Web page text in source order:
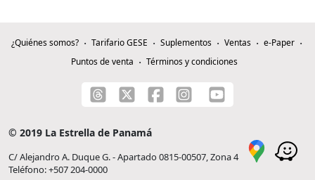
¿Quiénes somos? Tarifario GESE Suplementos Ventas
e-Paper
Puntos de venta
Términos y condiciones
© 2019 La Estrella de Panamá
C/ Alejandro A. Duque G. - Apartado 0815-00507, Zona 4
Teléfono: +507 204-0000